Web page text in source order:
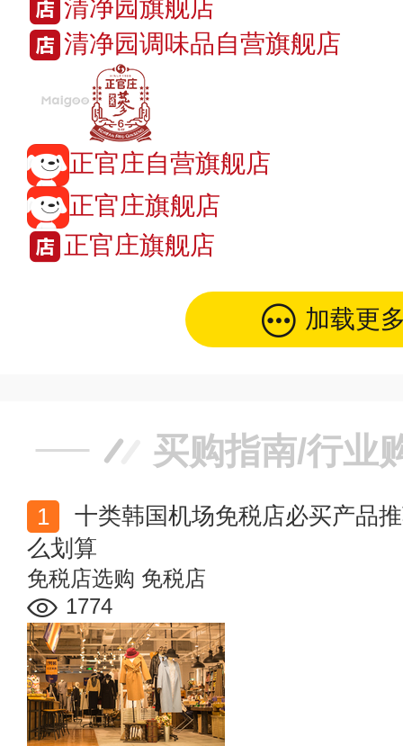
清净园旗舰店
清净园调味品自营旗舰店
正官庄自营旗舰店
正官庄旗舰店
正官庄旗舰店
加载更
买购指南/行业
么划算
免税店选购 免税店
1774